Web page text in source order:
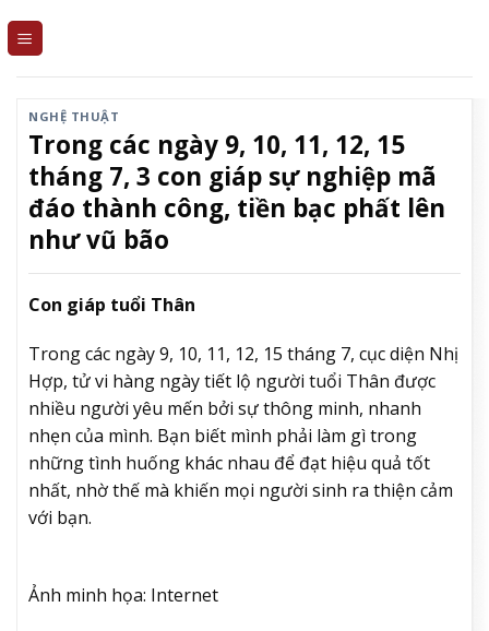
NGHỆ THUẬT
Trong các ngày 9, 10, 11, 12, 15
tháng 7, 3 con giáp sự nghiệp mã
đáo thành công, tiền bạc phất lên
như vũ bão
Con giáp tuổi Thân
Trong các ngày 9, 10, 11, 12, 15 tháng 7, cục diện Nhị
Hợp, tử vi hàng ngày tiết lộ người tuổi Thân được
nhiều người yêu mến bởi sự thông minh, nhanh
nhẹn của mình. Bạn biết mình phải làm gì trong
những tình huống khác nhau để đạt hiệu quả tốt
nhất, nhờ thế mà khiến mọi người sinh ra thiện cảm
với bạn.
Ảnh minh họa: Internet